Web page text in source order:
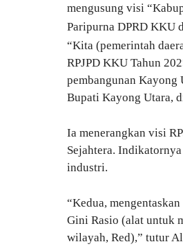
mengusung visi
Paripurna DPRD KKU
“Kita (pemerintah
RPJPD KKU Tahun
pembangunan Kayong
Bupati Kayong Utara,
Ia menerangkan visi
Sejahtera.
industri.
“Kedua,
Gini Rasio (alat untuk
wilayah, Red),” tutur